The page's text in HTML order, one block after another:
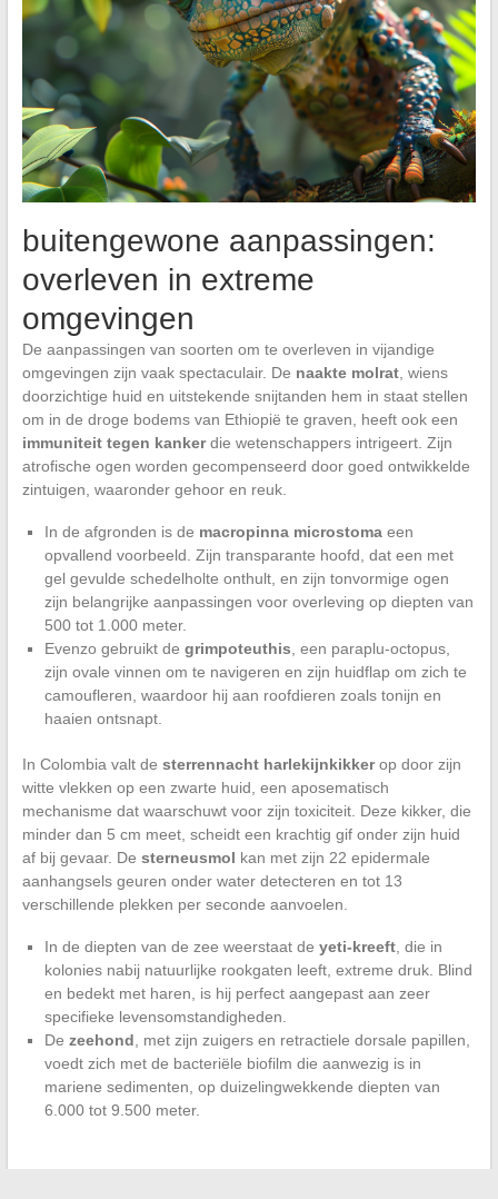
buitengewone aanpassingen:
overleven in extreme
omgevingen
De aanpassingen van soorten om te overleven in vijandige
omgevingen zijn vaak spectaculair. De naakte molrat, wiens
doorzichtige huid en uitstekende snijtanden hem in staat stellen
om in de droge bodems van Ethiopië te graven, heeft ook een
immuniteit tegen kankerdie wetenschappers intrigeert. Zijn
atrofische ogen worden gecompenseerd door goed ontwikkelde
zintuigen, waaronder gehoor en reuk.
In de afgronden is de macropinna microstomaeen
opvallend voorbeeld. Zijn transparante hoofd, dat een met
gel gevulde schedelholte onthult, en zijn tonvormige ogen
zijn belangrijke aanpassingen voor overleving op diepten van
500 tot 1.000 meter.
Evenzo gebruikt de grimpoteuthis , een paraplu-octopus,
zijn ovale vinnen om te navigeren en zijn huidflap om zich te
camoufleren, waardoor hij aan roofdieren zoals tonijn en
haaien ontsnapt.
In Colombia valt de sterrennacht harlekijnkikkerop door zijn
witte vlekken op een zwarte huid, een aposematisch
mechanisme dat waarschuwt voor zijn toxiciteit. Deze kikker, die
minder dan 5 cm meet, scheidt een krachtig gif onder zijn huid
af bij gevaar. De sterneusmol kan met zijn 22 epidermale
aanhangsels geuren onder water detecteren en tot 13
verschillende plekken per seconde aanvoelen.
In de diepten van de zee weerstaat de yeti-kreeft, die in
kolonies nabij natuurlijke rookgaten leeft, extreme druk. Blind
en bedekt met haren, is hij perfect aangepast aan zeer
specifieke levensomstandigheden.
De zeehond , met zijn zuigers en retractiele dorsale papillen,
voedt zich met de bacteriële biofilm die aanwezig is in
mariene sedimenten, op duizelingwekkende diepten van
6.000 tot 9.500 meter.